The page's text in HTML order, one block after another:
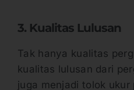
3. Kualitas Lulusan
Tak hanya kualitas
kualitas lulusan dari
juga menjadi tolok ukur